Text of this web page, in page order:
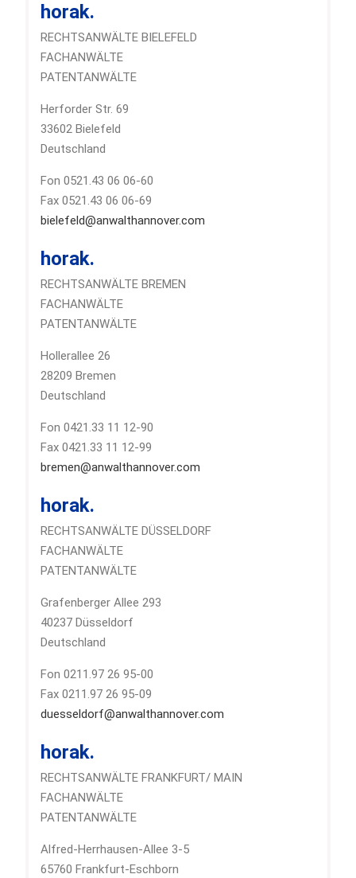
horak.
RECHTSANWÄLTE BIELEFELD
FACHANWÄLTE
PATENTANWÄLTE
Herforder Str. 69
33602 Bielefeld
Deutschland
Fon 0521.43 06 06-60
Fax 0521.43 06 06-69
bielefeld@anwalthannover.com
horak.
RECHTSANWÄLTE BREMEN
FACHANWÄLTE
PATENTANWÄLTE
Hollerallee 26
28209 Bremen
Deutschland
Fon 0421.33 11 12-90
Fax 0421.33 11 12-99
bremen@anwalthannover.com
horak.
RECHTSANWÄLTE DÜSSELDORF
FACHANWÄLTE
PATENTANWÄLTE
Grafenberger Allee 293
40237 Düsseldorf
Deutschland
Fon 0211.97 26 95-00
Fax 0211.97 26 95-09
duesseldorf@anwalthannover.com
horak.
RECHTSANWÄLTE FRANKFURT/ MAIN
FACHANWÄLTE
PATENTANWÄLTE
Alfred-Herrhausen-Allee 3-5
65760 Frankfurt-Eschborn